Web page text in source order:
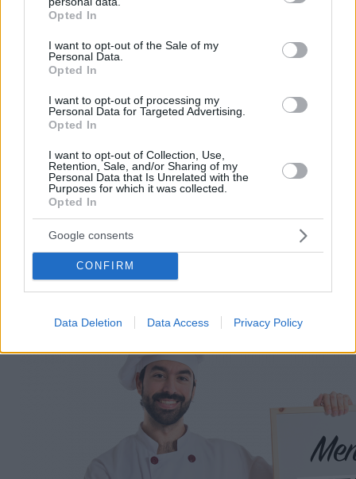
grant or deny consent to Google and its third-party tags to
use your data for below specified purposes in below Google
consent section.
Opted In
I want to opt-out of the Sale of my
Personal Data.
Opted In
I want to opt-out of processing my
Personal Data for Targeted Advertising.
Opted In
I want to opt-out of Collection, Use,
Retention, Sale, and/or Sharing of my
Personal Data that Is Unrelated with the
Purposes for which it was collected.
Opted In
Google consents
CONFIRM
Data Deletion Data Access Privacy Policy
cámara de sus propios teléfonos móviles para
leer un simple código QR sin necesidad de
instalar ninguna aplicación.
Por eso hemos diseñado un sistema capaz de
ayudar a tu negocio a adaptarse a las
viviendo. Contamos con una carta de servicios
que pueden ayudarte a aminorar las cargas de
trabajo en tu negocio o empresa para que
puedas ofrecer a tus clientes la seguridad y el
apoyo que merecen. Llega la transformación
digital para quedarse. Menú digital QR para el
sector gastronómico de Chile con Recafy.